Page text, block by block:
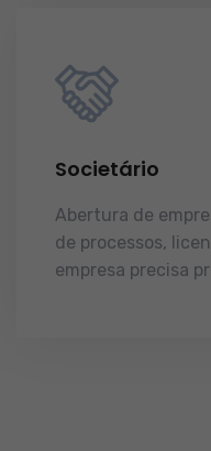
Societário
Abertura de
de processos,
empresa precisa